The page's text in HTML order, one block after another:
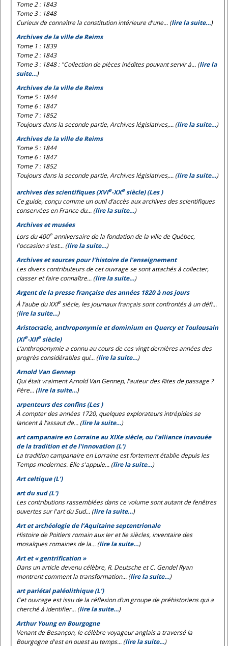
Tome 2 : 1843
Tome 3 : 1848
Curieux de connaître la constitution intérieure d'une... (lire la suite…)
Archives de la ville de Reims
Tome 1 : 1839
Tome 2 : 1843
Tome 3 : 1848 : "Collection de pièces inédites pouvant servir à... (lire la
suite…)
Archives de la ville de Reims
Tome 5 : 1844
Tome 6 : 1847
Tome 7 : 1852
Toujours dans la seconde partie, Archives législatives,... (lire la suite…)
Archives de la ville de Reims
Tome 5 : 1844
Tome 6 : 1847
Tome 7 : 1852
Toujours dans la seconde partie, Archives législatives,... (lire la suite…)
archives des scientifiques (XVIe-XXesiècle) (Les )
Ce guide, conçu comme un outil d’accès aux archives des scientifiques
conservées en France du... (lire la suite…)
Archives et musées
Lors du 400e anniversaire de la fondation de la ville de Québec,
l'occasion s'est... (lire la suite…)
Archives et sources pour l’histoire de l’enseignement
Les divers contributeurs de cet ouvrage se sont attachés à collecter,
classer et faire connaître... (lire la suite…)
Argent de la presse française des années 1820 à nos jours
À l’aube du XXIe siècle, les journaux français sont confrontés à un défi...
(lire la suite…)
Aristocratie, anthroponymie et dominium en Quercy et Toulousain
(XIe-XIIesiècle)
L’anthroponymie a connu au cours de ces vingt dernières années des
progrès considérables qui... (lire la suite…)
Arnold Van Gennep
Qui était vraiment Arnold Van Gennep, l’auteur desRites de passage?
Père... (lire la suite…)
arpenteurs des confins (Les )
À compter des années 1720, quelques explorateurs intrépides se
lancent à l’assaut de... (lire la suite…)
art campanaire en Lorraine au XIXe siècle, ou l'alliance inavouée
de la tradition et de l'innovation (L')
La tradition campanaire en Lorraine est fortement établie depuis les
Temps modernes. Elle s'appuie... (lire la suite…)
Art celtique (L’)
art du sud (L')
Les contributions rassemblées dans ce volume sont autant de fenêtres
ouvertes sur l'art du Sud... (lire la suite…)
Art et archéologie de l’Aquitaine septentrionale
Histoire de Poitiers romain aux Ier et IIe siècles, inventaire des
mosaïques romaines de la... (lire la suite…)
Art et « gentrification »
Dans un article devenu célèbre, R. Deutsche et C. Gendel Ryan
montrent comment la transformation... (lire la suite…)
art pariétal paléolithique (L’)
Cet ouvrage est issu de la réflexion d’un groupe de préhistoriens qui a
cherché à identifier... (lire la suite…)
Arthur Young en Bourgogne
Venant de Besançon, le célèbre voyageur anglais a traversé la
Bourgogne d'est en ouest au temps... (lire la suite…)